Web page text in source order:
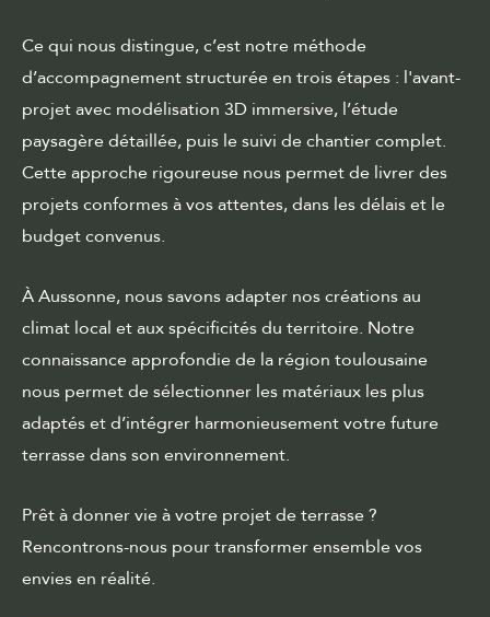
Ce qui nous distingue, c’est notre méthode
d’accompagnement structurée en trois étapes : l'avant-
projetavec modélisation 3D immersive, l’étude
paysagère détaillée, puis le suivi de chantier complet.
Cette approche rigoureuse nous permet de livrer des
projets conformes à vos attentes, dans les délais et le
budget convenus.
À Aussonne, nous savons adapter nos créations au
climat local et aux spécificités du territoire. Notre
connaissance approfondie de la région toulousaine
nous permet de sélectionner les matériaux les plus
adaptés et d’intégrer harmonieusement votre future
terrasse dans son environnement.
Prêt à donner vie à votre projet de terrasse ?
Rencontrons-nous pour transformer ensemble vos
envies en réalité.